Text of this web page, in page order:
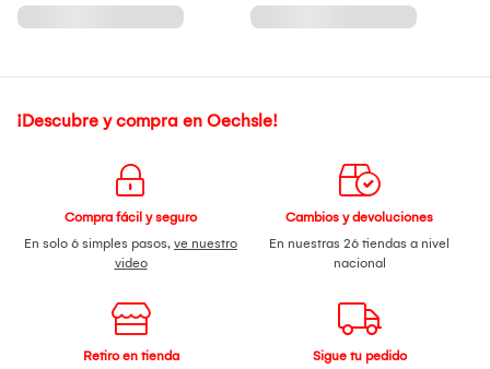
¡Descubre y compra en Oechsle!
Compra fácil y seguro
En solo 6 simples pasos, ve nuestro
video
Cambios y devoluciones
En nuestras 26 tiendas a nivel
nacional
Retiro en tienda
Sigue tu pedido